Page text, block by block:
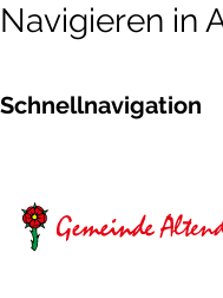
Navigieren in
Schnellnavigation